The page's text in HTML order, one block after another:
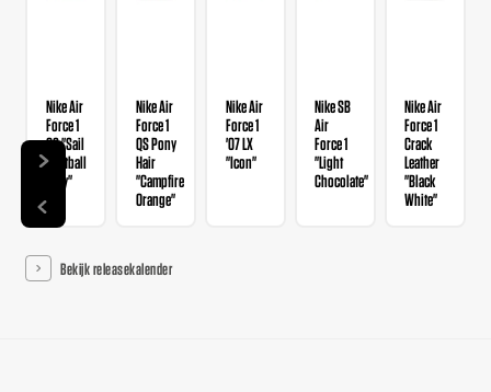
Nike Air
Force 1
GS "Sail
Football
Grey"
Nike Air
Force 1
QS Pony
Hair
"Campfire
Orange"
Nike Air
Force 1
'07 LX
"Icon"
Nike SB
Air
Force 1
"Light
Chocolate"
Nike Air
Force 1
Crack
Leather
"Black
White"
Bekijk releasekalender